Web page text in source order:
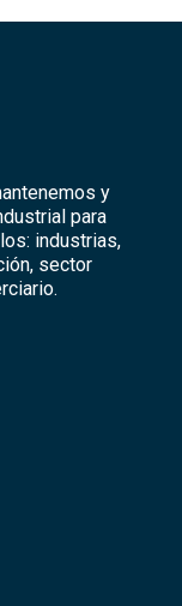
y
para
industrias,
sector